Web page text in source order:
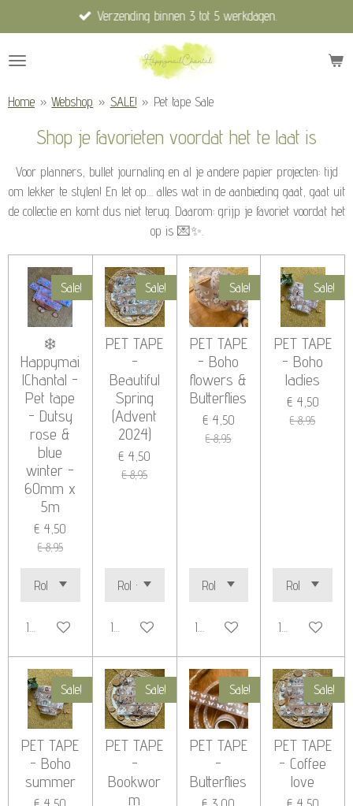
direct
naar
hoofdinhoud
Verzending binnen 3 tot 5 werkdagen.
Home » Webshop » SALE! » Pet tape Sale
Shop je favorieten voordat het te laat is
Voor planners, bullet journaling en al je andere papier projecten: tijd
om lekker te stylen! En let op… alles wat in de aanbieding gaat, gaat uit
de collectie en komt dus niet terug. Daarom: grijp je favoriet voordat het
op is 💌✨.
Sale!
❄️
Happymai
lChantal -
Pet tape
- Dutsy
rose &
blue
winter -
60mm x
5m
€ 4,50
€ 8,95
In winkelwagen
Sale!
PET TAPE
-
Beautiful
Spring
(Advent
2024)
€ 4,50
€ 8,95
In winkelwagen
Sale!
PET TAPE
- Boho
flowers &
Butterflies
€ 4,50
€ 8,95
In winkelwagen
Sale!
PET TAPE
- Boho
ladies
€ 4,50
€ 8,95
In winkelwagen
Sale!
PET TAPE
- Boho
summer
Sale!
PET TAPE
-
Bookwor
m
Sale!
PET TAPE
-
Butterflies
Sale!
PET TAPE
- Coffee
love